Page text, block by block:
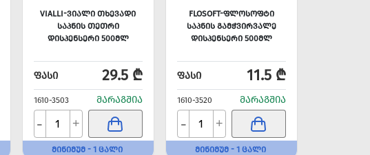
VIALLI-ᲕᲘᲐᲚᲘ ᲗᲮᲔᲕᲐᲓᲘ
ᲡᲐᲞᲜᲘᲡ ᲗᲔᲗᲠᲘ
ᲓᲘᲡᲞᲔᲜᲡᲔᲠᲘ 500ᲛᲚ
ᲤᲐᲡᲘ 29.5 ₾
1610-3503 ᲛᲐᲠᲐᲒᲨᲘᲐ
- +
ᲛᲘᲜᲘᲛᲣᲛ - 1 ᲪᲐᲚᲘ
FLOSOFT-ᲤᲚᲝᲡᲝᲤᲢᲘ
ᲡᲐᲞᲜᲘᲡ ᲒᲐᲛᲭᲕᲘᲠᲕᲐᲚᲔ
ᲓᲘᲡᲞᲔᲜᲡᲔᲠᲘ 500ᲛᲚ
ᲤᲐᲡᲘ 11.5 ₾
1610-3520 ᲛᲐᲠᲐᲒᲨᲘᲐ
- +
ᲛᲘᲜᲘᲛᲣᲛ - 1 ᲪᲐᲚᲘ